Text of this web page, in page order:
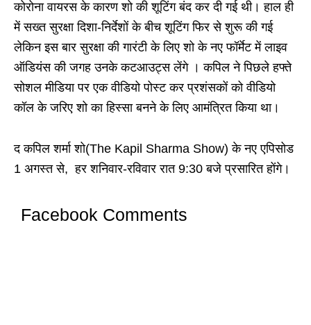
कोरोना वायरस के कारण शो की शूटिंग बंद कर दी गई थी। हाल ही
में सख्त सुरक्षा दिशा-निर्देशों के बीच शूटिंग फिर से शुरू की गई
लेकिन इस बार सुरक्षा की गारंटी के लिए शो के नए फॉर्मेट में लाइव
ऑडियंस की जगह उनके कटआउट्स लेंगे । कपिल ने पिछले हफ्ते
सोशल मीडिया पर एक वीडियो पोस्ट कर प्रशंसकों को वीडियो
कॉल के जरिए शो का हिस्सा बनने के लिए आमंत्रित किया था।
द कपिल शर्मा शो(The Kapil Sharma Show) के नए एपिसोड
1 अगस्त से, हर शनिवार-रविवार रात 9:30 बजे प्रसारित होंगे।
Facebook Comments